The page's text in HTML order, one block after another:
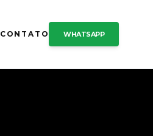
CONTATO WHATSAPP